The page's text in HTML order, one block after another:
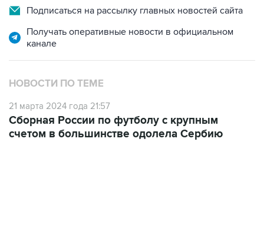
Подписаться на рассылку главных новостей сайта
Получать оперативные новости в официальном
канале
НОВОСТИ ПО ТЕМЕ
21 марта 2024 года 21:57
Сборная России по футболу с крупным
счетом в большинстве одолела Сербию